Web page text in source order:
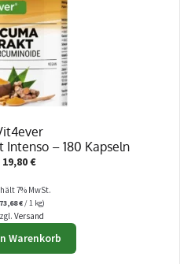
Intenso – 180 Kapseln
19,80€
7% MwSt.
€/ 1 kg)
Versand
Warenkorb